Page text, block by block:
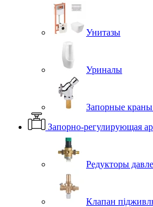
Унитазы
Уриналы
Запорные краны
Запорно-регулирующая
Редукторы
Клапан